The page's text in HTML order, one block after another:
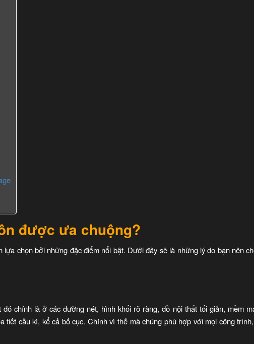
được ưa chuộng?
lựa chọn bởi những đặc điểm nổi bật. Dưới đây sẽ là những lý do bạn nên
chính là ở các đường nét, hình khối rõ ràng, đồ nội thất tối giản, mềm
tiết cầu kì, kể cả bố cục. Chính vì thế mà chúng phù hợp với mọi công